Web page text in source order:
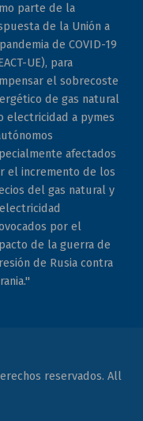
parte de la
de la Unión a
de COVID-19
UE), para
el sobrecoste
de gas natural
electricidad a pymes
afectados
el incremento de los
del gas natural y
por el
de la guerra de
de Rusia contra
reservados. All